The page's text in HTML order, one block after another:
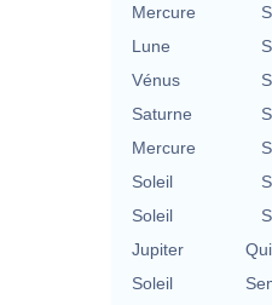
Mercure
Lune
Vénus
Saturne
Mercure
Soleil
Soleil
Jupiter
Soleil